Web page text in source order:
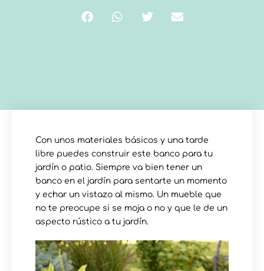
Con unos materiales básicos y una tarde
libre puedes construir este banco para tu
jardín o patio. Siempre va bien tener un
banco en el jardín para sentarte un momento
y echar un vistazo al mismo. Un mueble que
no te preocupe si se moja o no y que le de un
aspecto rústico a tu jardín.